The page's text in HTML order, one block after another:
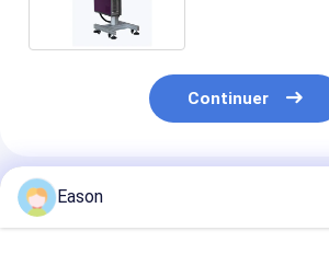
Continuer
Produits Recommandés
Eason